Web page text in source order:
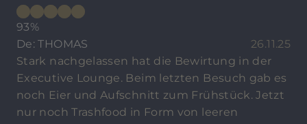
93%
De: THOMAS
26.11.25
Stark nachgelassen hat die Bewirtung in der
Executive Lounge. Beim letzten Besuch gab es
noch Eier und Aufschnitt zum Frühstück. Jetzt
nur noch Trashfood in Form von leeren